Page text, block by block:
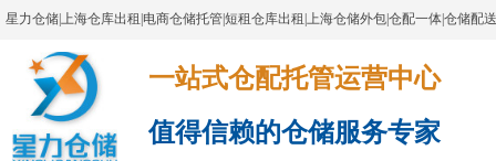
星力仓储|上海仓库出租|电商仓储托管|短租仓库出租|上海仓储外包|仓配一体|仓储配
一站式仓配托管运营中心​​​​​​​​​​​​​​​​​
值得信赖的仓储服务专家